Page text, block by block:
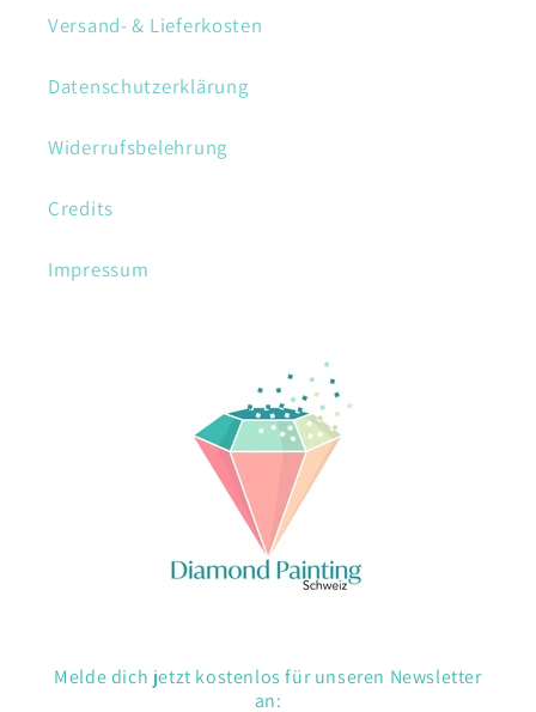
Versand- & Lieferkosten
Datenschutzerklärung
Widerrufsbelehrung
Credits
Impressum
Melde dich jetzt kostenlos für unseren Newsletter
an: